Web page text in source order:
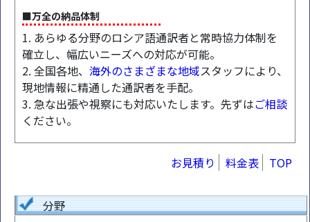
■万全の納品体制
1. あらゆる分野のロシア語通訳者と常時協力体制を
確立し、幅広いニーズへの対応が可能。
2. 全国各地、 海外のさまざまな地域スタッフにより、
現地情報に精通した通訳者を手配。
3. 急な出張や視察にも対応いたします。先ずはご相談
ください。
お見積り 料金表 TOP
分野